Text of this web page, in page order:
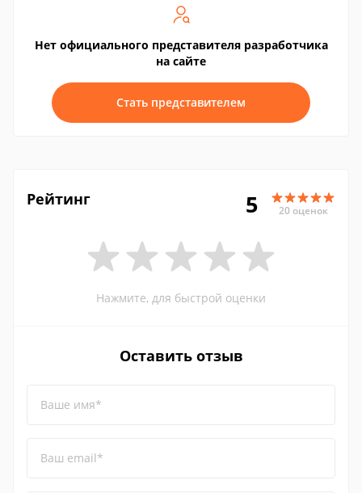
Нет официального представителя разработчика
на сайте
Стать представителем
Рейтинг 5 20 оценок
Нажмите, для быстрой оценки
Оставить отзыв
Ваше имя*
Ваш email*